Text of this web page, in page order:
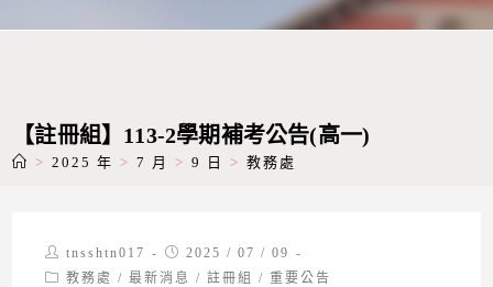
【註冊組】113-2學期補考公告(高一)
> 2025 年 > 7 月 > 9 日 > 教務處
Post
author:
tnsshtn017
Post
published:
2025 / 07 / 09
Post教務處 / 最新消息 / 註冊組 / 重要公告